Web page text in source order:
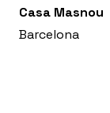
Casa Masnou
Barcelona